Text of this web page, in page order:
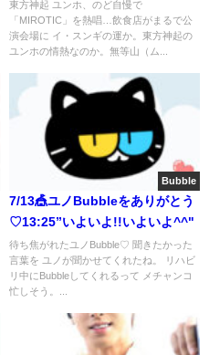
東方神起 ユンホ、のど自慢で
「MIROTIC」を熱唱…飲食店がまるで公
演会場に イ・スンギの運か。東方神起の
ユンホの情熱なのか。無等山（ム...
Bubble
7/13🎪ユノBubbleをありがとう
♡13:25”いよいよ!!いよいよ^^"
待ち焦がれたユノBubble♡ 聞きたかった
言葉を ユノが聞かせてくれたね。 リハビ
リ中にBubbleしてくれるって メチャンコ
忙しそう。...